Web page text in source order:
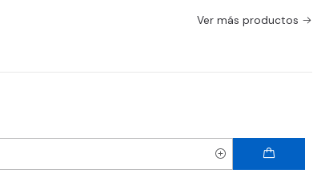
Ver más productos